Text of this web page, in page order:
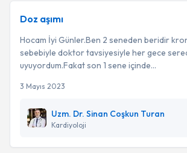
Doz aşımı
Hocam İyi Günler.Ben 2 seneden beridir
sebebiyle doktor tavsiyesiyle her gece
uyuyordum.Fakat son 1 sene içinde...
3 Mayıs 2023
Uzm. Dr. Sinan Coşkun Turan
Kardiyoloji